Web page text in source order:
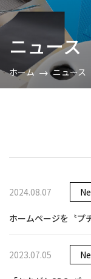
ニュース
ホーム ニュース
2024.08.07
ホームページを〝プ
2023.07.05